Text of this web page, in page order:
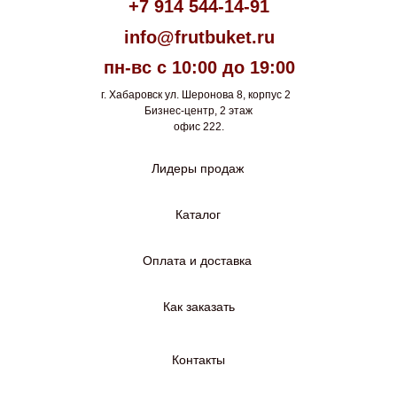
+7 914 544-14-91
info@frutbuket.ru
пн-вс с 10:00 до 19:00
г. Хабаровск ул. Шеронова 8, корпус 2
Бизнес-центр, 2 этаж
офис 222.
Лидеры продаж
Каталог
Оплата и доставка
Как заказать
Контакты